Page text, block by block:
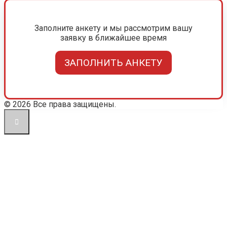
Заполните анкету и мы рассмотрим вашу
заявку в ближайшее время
ЗАПОЛНИТЬ АНКЕТУ
© 2026 Все права защищены.